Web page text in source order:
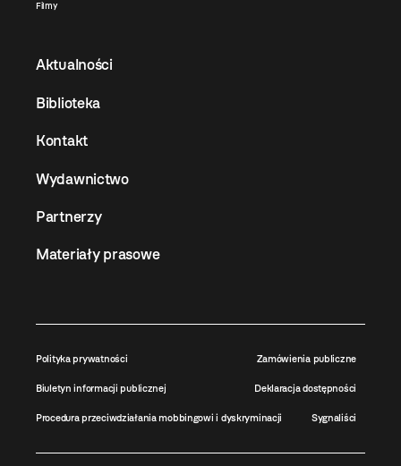
Filmy
Aktualności
Biblioteka
Kontakt
Wydawnictwo
Partnerzy
Materiały prasowe
Polityka prywatności Zamówienia publiczne
Biuletyn informacji publicznej Deklaracja dostępności
Procedura przeciwdziałania mobbingowi i dyskryminacji Sygnaliści